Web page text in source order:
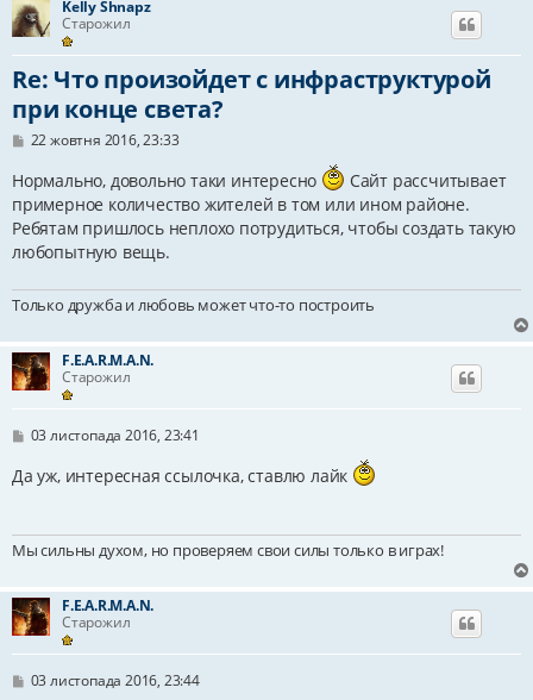
Kelly Shnapz
Старожил
Re: Что произойдет с инфраструктурой
при конце света?
П
і
д
о
м
л
н
н
22 жовтня 2016, 23:33
Нормально, довольно таки интересно
Сайт рассчитывает
примерное количество жителей в том или ином районе.
Ребятам пришлось неплохо потрудиться, чтобы создать такую
любопытную вещь.
Только дружба и любовь может что-то построить
F.E.A.R.M.A.N.
Старожил
П
і
м
л
н
я
03 листопада 2016, 23:41
Да уж, интересная ссылочка, ставлю лайк
Мы сильны духом, но проверяем свои силы только в играх!
F.E.A.R.M.A.N.
Старожил
П
03 листопада 2016, 23:44